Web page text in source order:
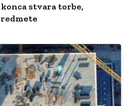
konca stvara torbe,